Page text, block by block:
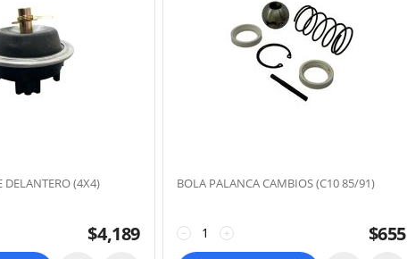
DELANTERO (4X4)
$4,189
BOLA PALANCA CAMBIOS (C10 85/91)
+
− $655